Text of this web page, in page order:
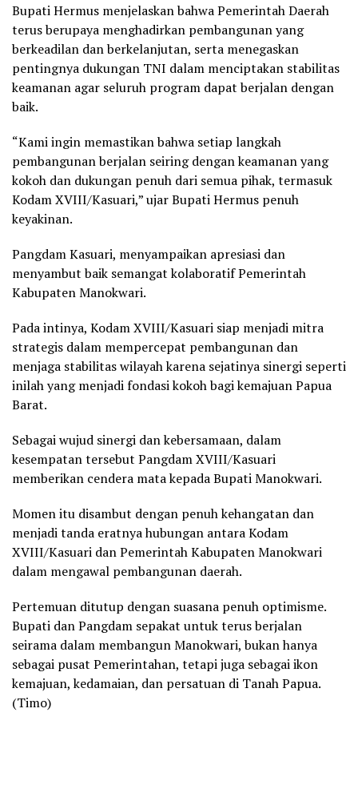
Bupati Hermus menjelaskan bahwa Pemerintah Daerah
terus berupaya menghadirkan pembangunan yang
berkeadilan dan berkelanjutan, serta menegaskan
pentingnya dukungan TNI dalam menciptakan stabilitas
keamanan agar seluruh program dapat berjalan dengan
baik.
“Kami ingin memastikan bahwa setiap langkah
pembangunan berjalan seiring dengan keamanan yang
kokoh dan dukungan penuh dari semua pihak, termasuk
Kodam XVIII/Kasuari,” ujar Bupati Hermus penuh
keyakinan.
Pangdam Kasuari, menyampaikan apresiasi dan
menyambut baik semangat kolaboratif Pemerintah
Kabupaten Manokwari.
Pada intinya, Kodam XVIII/Kasuari siap menjadi mitra
strategis dalam mempercepat pembangunan dan
menjaga stabilitas wilayah karena sejatinya sinergi seperti
inilah yang menjadi fondasi kokoh bagi kemajuan Papua
Barat.
Sebagai wujud sinergi dan kebersamaan, dalam
kesempatan tersebut Pangdam XVIII/Kasuari
memberikan cendera mata kepada Bupati Manokwari.
Momen itu disambut dengan penuh kehangatan dan
menjadi tanda eratnya hubungan antara Kodam
XVIII/Kasuari dan Pemerintah Kabupaten Manokwari
dalam mengawal pembangunan daerah.
Pertemuan ditutup dengan suasana penuh optimisme.
Bupati dan Pangdam sepakat untuk terus berjalan
seirama dalam membangun Manokwari, bukan hanya
sebagai pusat Pemerintahan, tetapi juga sebagai ikon
kemajuan, kedamaian, dan persatuan di Tanah Papua.
(Timo)